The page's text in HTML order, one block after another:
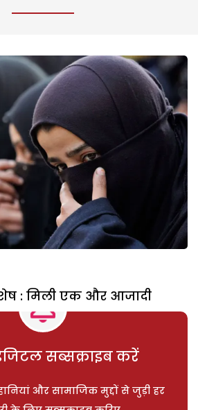
: मिली एक और आजादी
सब्सक्राइब करें
और सामाजिक मुद्दों से जुड़ी हर